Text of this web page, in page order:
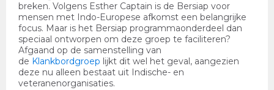
breken. Volgens Esther Captain is de Bersiap voor
mensen met Indo-Europese afkomst een belangrijke
focus. Maar is het Bersiap programmaonderdeel dan
speciaal ontworpen om deze groep te faciliteren?
Afgaand op de samenstelling van
de Klankbordgroep lijkt dit wel het geval, aangezien
deze nu alleen bestaat uit Indische- en
veteranenorganisaties.